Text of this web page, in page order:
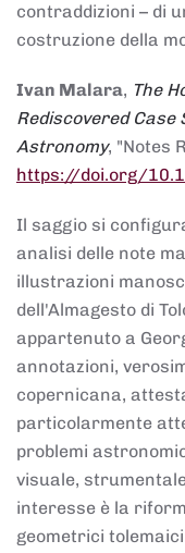
contraddizioni – di
costruzione della
Ivan Malara, The
Rediscovered Case
Astronomy, "Notes
https://doi.org/
Il saggio si
analisi delle note
illustrazioni
dell'Almagesto di
appartenuto a
annotazioni,
copernicana,
particolarmente
problemi
visuale,
interesse è la
geometrici